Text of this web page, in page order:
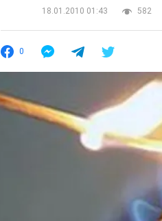
18.01.2010 01:43
582
0